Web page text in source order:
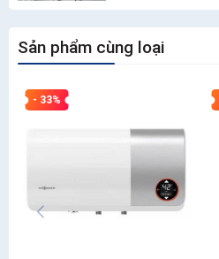
Sản phẩm cùng loại
- 33%